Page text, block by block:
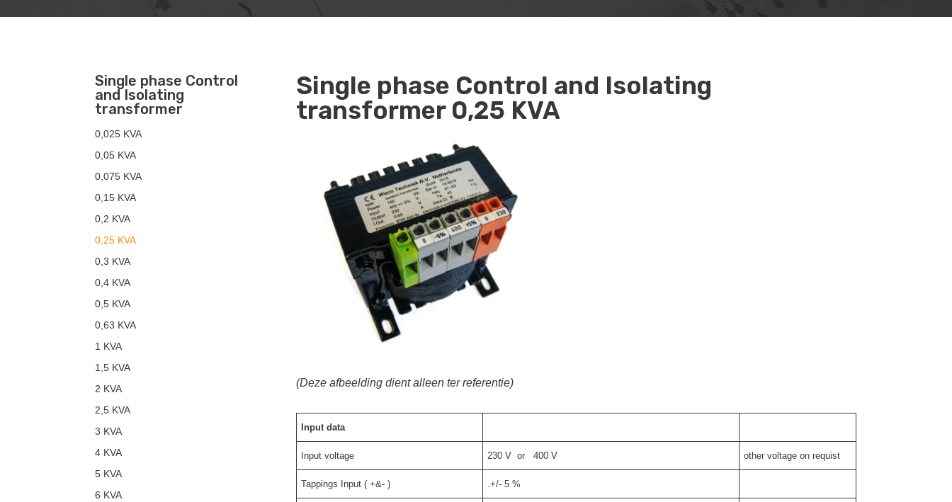
Single phase Control
and Isolating
transformer
0,025 KVA
0,05 KVA
0,075 KVA
0,15 KVA
0,2 KVA
0,25 KVA
0,3 KVA
0,4 KVA
0,5 KVA
0,63 KVA
1 KVA
1,5 KVA
2 KVA
2,5 KVA
3 KVA
4 KVA
5 KVA
6 KVA
Single phase Control and Isolating
transformer 0,25 KVA
(Deze afbeelding dient alleen ter referentie)
Input data
Input voltage 230 V or 400 V other voltage on requist
Tappings Input ( +&- ) .+/- 5 %